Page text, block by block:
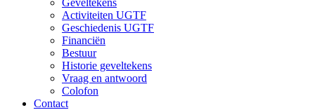
Geveltekens
Activiteiten UGTF
Geschiedenis UGTF
Financiën
Bestuur
Historie geveltekens
Vraag en antwoord
Colofon
Contact